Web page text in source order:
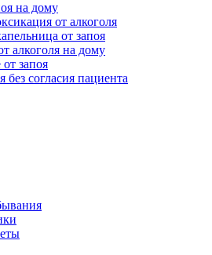
на дому
от алкоголя
от запоя
алкоголя на дому
запоя
без согласия пациента